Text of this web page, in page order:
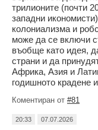
трилионите (почти
западни
колониализма и
може да се включи
въобще като идея,
страни и да
Африка, Азия и
годишното крадене
Коментиран от #81
20:33 07.07.2026